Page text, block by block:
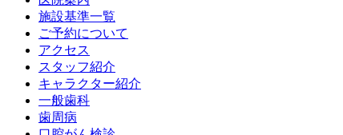
施設基準一覧
ご予約について
アクセス
スタッフ紹介
キャラクター紹介
一般歯科
歯周病